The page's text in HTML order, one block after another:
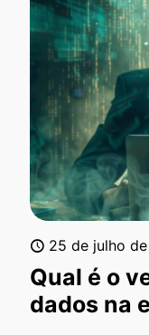
25 de julho
Qual é o
dados na